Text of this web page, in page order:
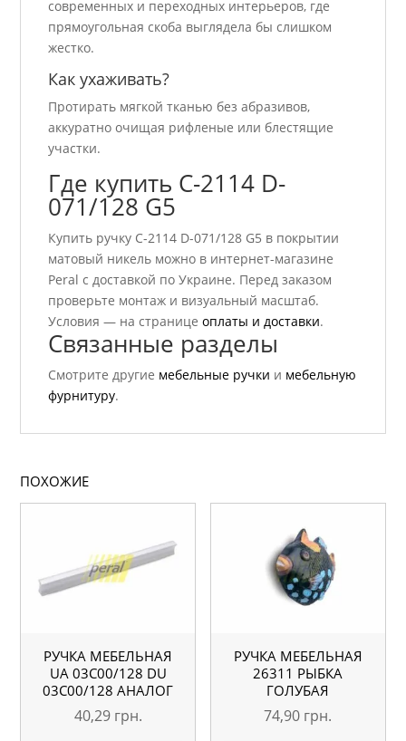
современных и переходных интерьеров, где
прямоугольная скоба выглядела бы слишком
жестко.
Как ухаживать?
Протирать мягкой тканью без абразивов,
аккуратно очищая рифленые или блестящие
участки.
Где купить C-2114 D-
071/128 G5
Купить ручку C-2114 D-071/128 G5 в покрытии
матовый никель можно в интернет-магазине
Peral с доставкой по Украине. Перед заказом
проверьте монтаж и визуальный масштаб.
Условия — на страницеоплаты и доставки.
Связанные разделы
Смотрите другие мебельные ручки и мебельную
фурнитуру.
ПОХОЖИЕ
РУЧКА МЕБЕЛЬНАЯ
UA 03С00/128 DU
03С00/128 АНАЛОГ
40,29 грн.
РУЧКА МЕБЕЛЬНАЯ
26311 РЫБКА
ГОЛУБАЯ
74,90 грн.